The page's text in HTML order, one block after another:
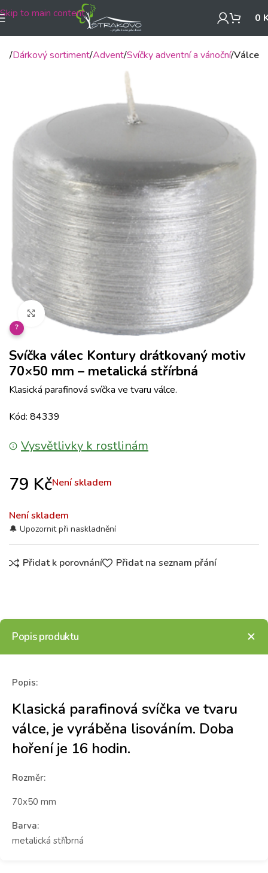
Skip to main content 0
Dárkový sortiment Advent Svíčky adventní a vánoční Válce
Klikněte pro zvětšení
?
Svíčka válec Kontury drátkovaný motiv
70×50 mm – metalická střírbná
Klasická parafinová svíčka ve tvaru válce.
Kód: 84339
Vysvětlivky k rostlinám
79 KčNení skladem
Není skladem
Přidat k porovnání Přidat na seznam přání
Popis produktu
Popis:
Klasická parafinová svíčka ve tvaru
válce, je vyráběna lisováním. Doba
hoření je 16 hodin.
Rozměr:
70x50 mm
Barva:
metalická stříbrná